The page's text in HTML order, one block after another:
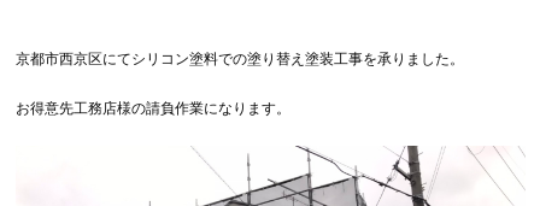
京都市西京区にてシリコン塗料での塗り替え塗装工事を承りました。
お得意先工務店様の請負作業になります。